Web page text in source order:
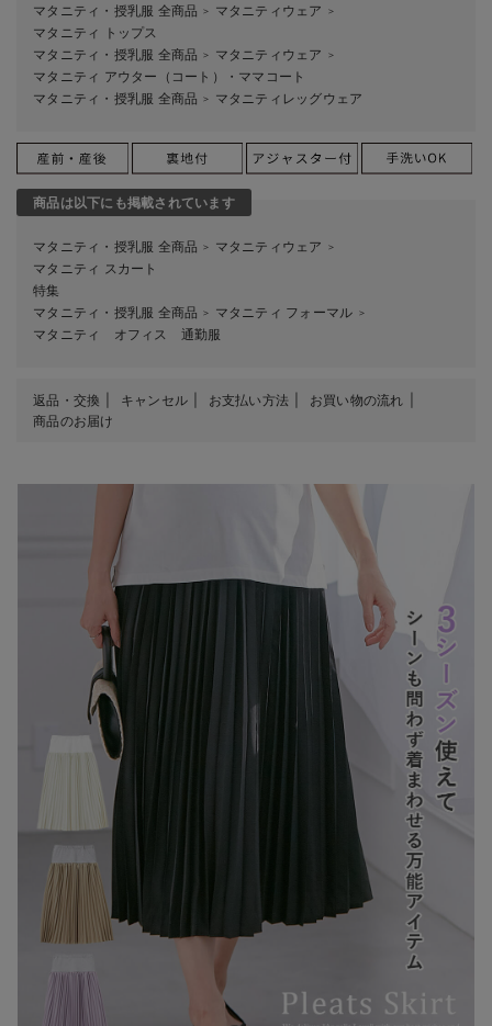
マタニティ・授乳服 全商品 ＞ マタニティウェア ＞
マタニティ トップス
マタニティ・授乳服 全商品 ＞ マタニティウェア ＞
マタニティ アウター（コート）・ママコート
マタニティ・授乳服 全商品 ＞ マタニティレッグウェア
商品は以下にも掲載されています
マタニティ・授乳服 全商品 ＞ マタニティウェア ＞
マタニティ スカート
特集
マタニティ・授乳服 全商品 ＞ マタニティ フォーマル ＞
マタニティ オフィス 通勤服
返品・交換 キャンセル お支払い方法
お買い物の流れ
商品のお届け